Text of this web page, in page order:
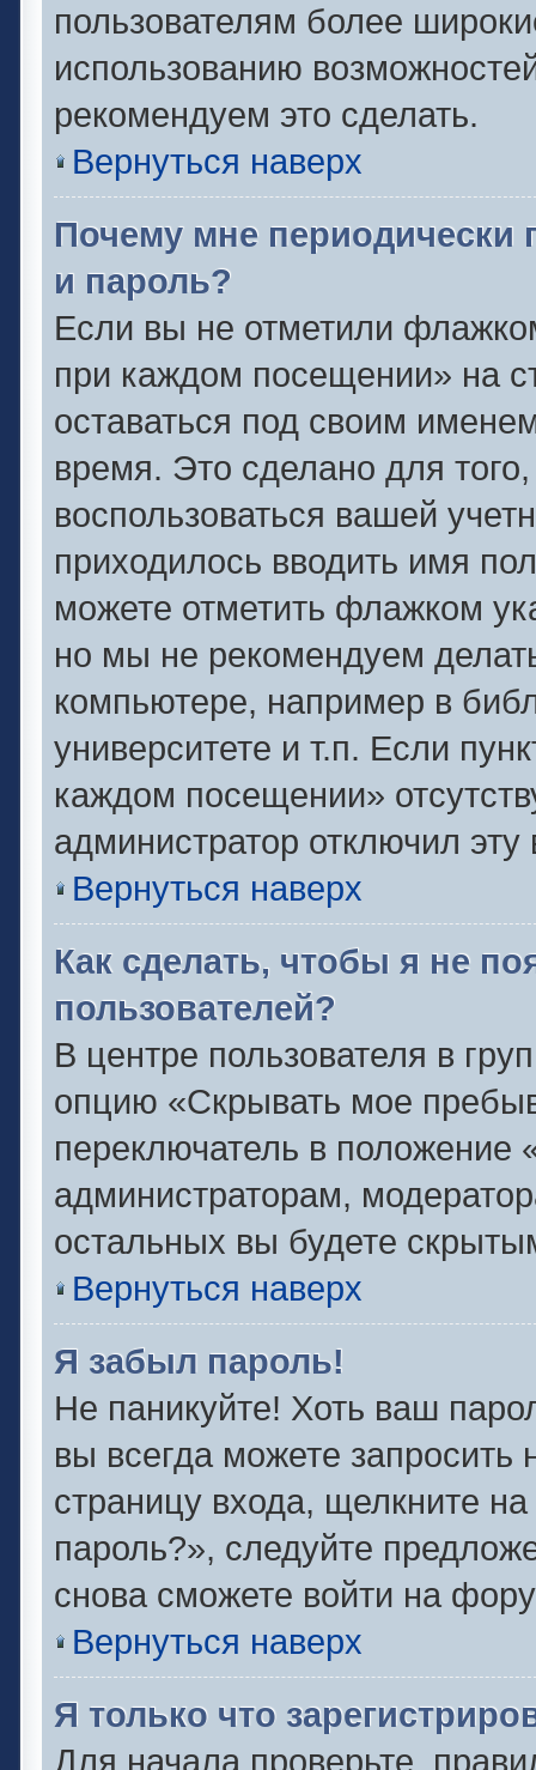
пользователям более
использованию
рекомендуем это сделать.
Вернуться наверх
Почему мне периодически
и пароль?
Если вы не отметили
при каждом посещении» на
оставаться под своим
время. Это сделано для
воспользоваться вашей
приходилось вводить имя
можете отметить флажком
но мы не рекомендуем
компьютере, например в
университете и т.п. Если
каждом посещении»
администратор отключил эту
Вернуться наверх
Как сделать, чтобы я не
пользователей?
В центре пользователя в
опцию «Скрывать мое
переключатель в положение
администраторам,
остальных вы будете
Вернуться наверх
Я забыл пароль!
Не паникуйте! Хоть ваш
вы всегда можете запросить
страницу входа, щелкните
пароль?», следуйте
снова сможете войти на
Вернуться наверх
Я только что
Для начала проверьте,